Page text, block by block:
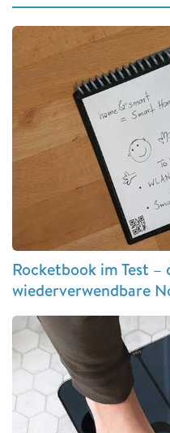
Rocketbook im Test –
wiederverwendbare